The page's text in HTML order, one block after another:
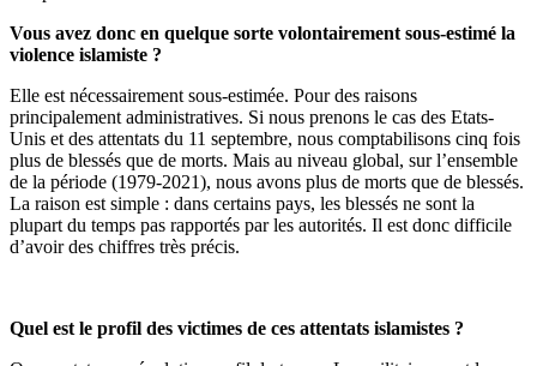
Vous avez donc en quelque sorte volontairement sous-estimé la
violence islamiste ?
Elle est nécessairement sous-estimée. Pour des raisons
principalement administratives. Si nous prenons le cas des Etats-
Unis et des attentats du 11 septembre, nous comptabilisons cinq fois
plus de blessés que de morts. Mais au niveau global, sur l’ensemble
de la période (1979-2021), nous avons plus de morts que de blessés.
La raison est simple : dans certains pays, les blessés ne sont la
plupart du temps pas rapportés par les autorités. Il est donc difficile
d’avoir des chiffres très précis.
Quel est le profil des victimes de ces attentats islamistes ?